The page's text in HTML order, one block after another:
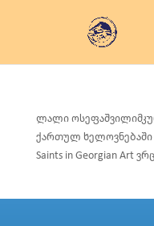
ლალი
ქართულ ხელოვნებაში
Saints in Georgian Art